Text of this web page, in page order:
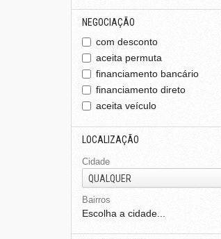
NEGOCIAÇÃO
com desconto
aceita permuta
financiamento bancário
financiamento direto
aceita veículo
LOCALIZAÇÃO
Cidade
QUALQUER
Bairros
Escolha a cidade...